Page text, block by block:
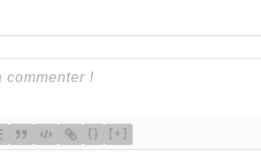
{} [+]